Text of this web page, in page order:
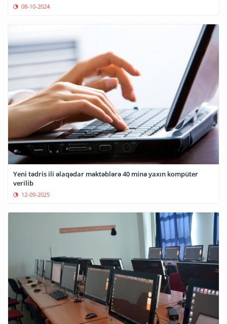
08-10-2024
Yeni tədris ili əlaqədar məktəblərə 40 minə yaxın kompüter
verilib
12-09-2025